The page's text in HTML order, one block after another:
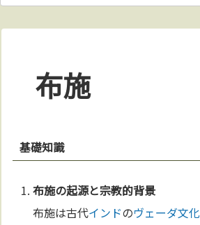
布施
基礎知識
布施の起源と宗教的背景
布施は古代インドのヴェーダ文化